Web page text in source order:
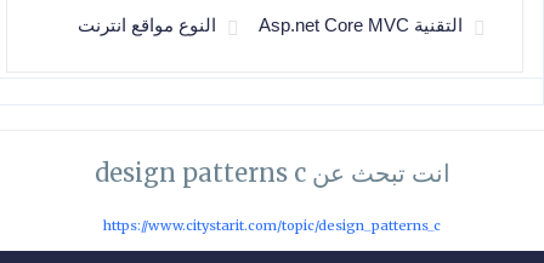
التقنية Asp.net Core MVC النوع مواقع انترنت
انت تبحث عن design patterns c
https://www.citystarit.com/topic/design_patterns_c